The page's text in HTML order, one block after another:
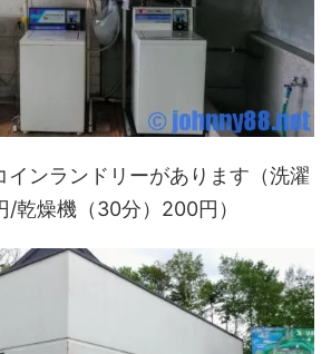
インランドリーがあります（洗濯
乾燥機（30分）200円）